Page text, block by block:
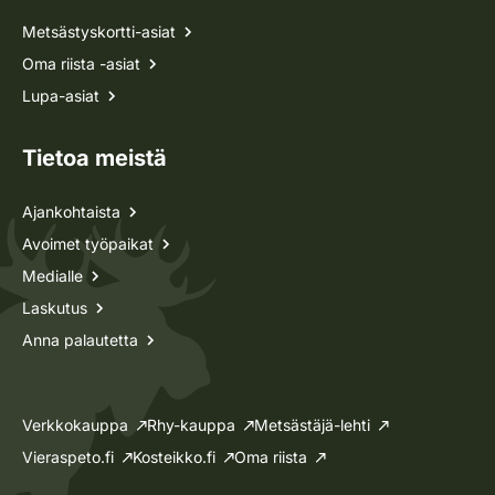
Metsästyskortti-asiat
Oma riista -asiat
Lupa-asiat
Tietoa meistä
Ajankohtaista
Avoimet työpaikat
Medialle
Laskutus
Anna palautetta
Verkkokauppa Rhy-kauppa
Metsästäjä-lehti
Vieraspeto.fi
Kosteikko.fi Oma riista